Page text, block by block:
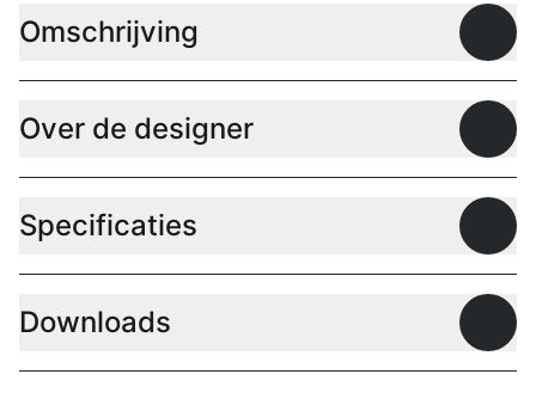
Omschrijving
Over de designer
Specificaties
Downloads